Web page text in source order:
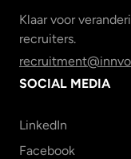
Klaar voor
recruiters.
SOCIAL MEDIA
LinkedIn
Facebook